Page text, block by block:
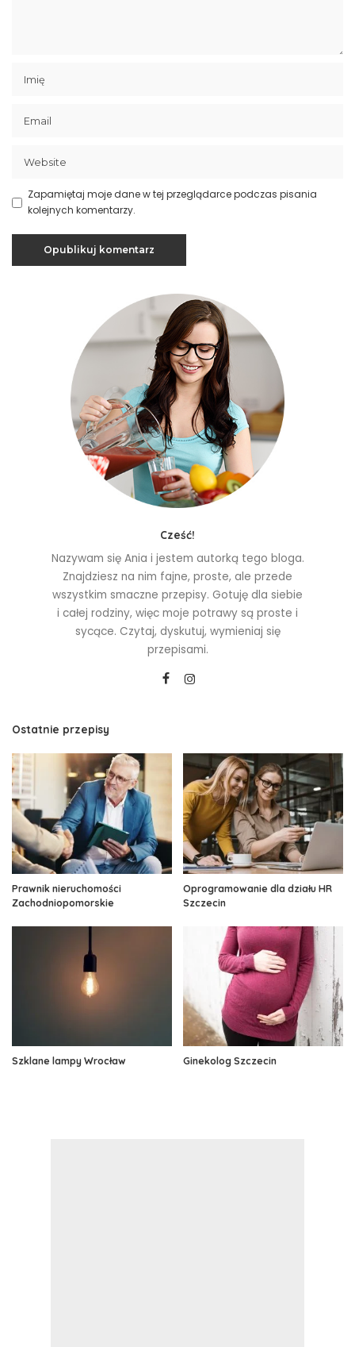
Zapamiętaj moje dane w tej przeglądarce podczas pisania
kolejnych komentarzy.
Cześć!
Nazywam się Ania i jestem autorką tego bloga.
Znajdziesz na nim fajne, proste, ale przede
wszystkim smaczne przepisy. Gotuję dla siebie
i całej rodziny, więc moje potrawy są proste i
sycące. Czytaj, dyskutuj, wymieniaj się
przepisami.
Ostatnie przepisy
Prawnik nieruchomości
Zachodniopomorskie
Oprogramowanie dla działu HR
Szczecin
Szklane lampy Wrocław Ginekolog Szczecin